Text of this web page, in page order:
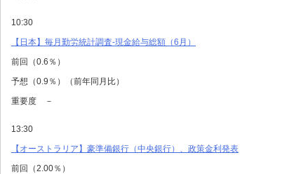
10:30
【日本】毎月勤労統計調査-現金給与総額（6月）
前回（0.6％）
予想（0.9％）（前年同月比）
重要度 －
13:30
【オーストラリア】豪準備銀行（中央銀行）、政策金利発表
前回（2.00％）